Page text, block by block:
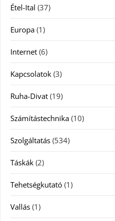
Étel-Ital (37)
Europa (1)
Internet (6)
Kapcsolatok (3)
Ruha-Divat (19)
Számítástechnika (10)
Szolgáltatás (534)
Táskák (2)
Tehetségkutató (1)
Vallás (1)